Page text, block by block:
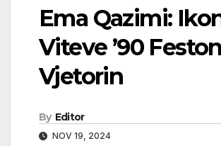
Ema Qazimi:
Viteve ’90
Vjetorin
By Editor
NOV 19, 2024